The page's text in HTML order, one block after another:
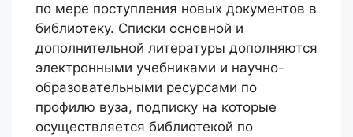
по мере поступления новых документов в
библиотеку. Списки основной и
дополнительной литературы дополняются
электронными учебниками и научно-
образовательными ресурсами по
профилю вуза, подписку на которые
осуществляется библиотекой по